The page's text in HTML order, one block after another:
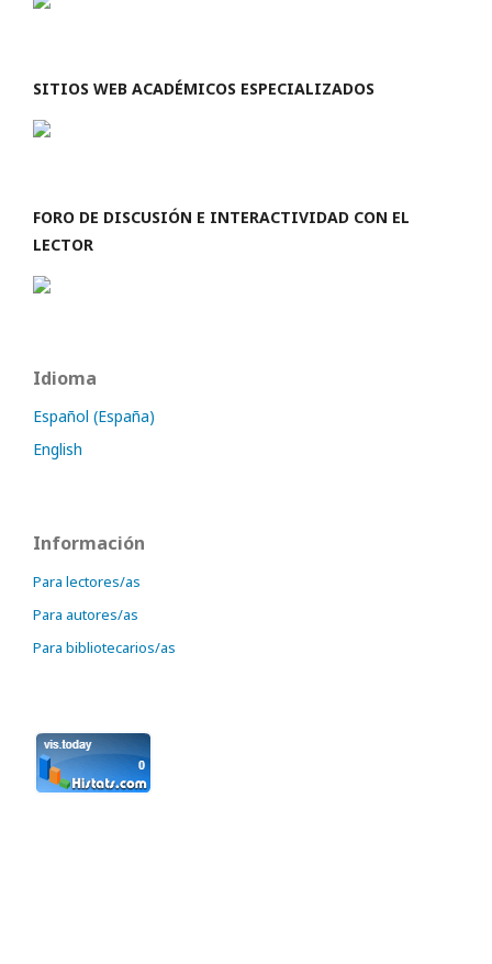
SITIOS WEB ACADÉMICOS ESPECIALIZADOS
FORO DE DISCUSIÓN E INTERACTIVIDAD CON EL
LECTOR
Idioma
Español (España)
English
Información
Para lectores/as
Para autores/as
Para bibliotecarios/as